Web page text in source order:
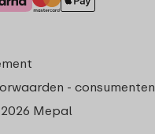
- consumenten
Mepal